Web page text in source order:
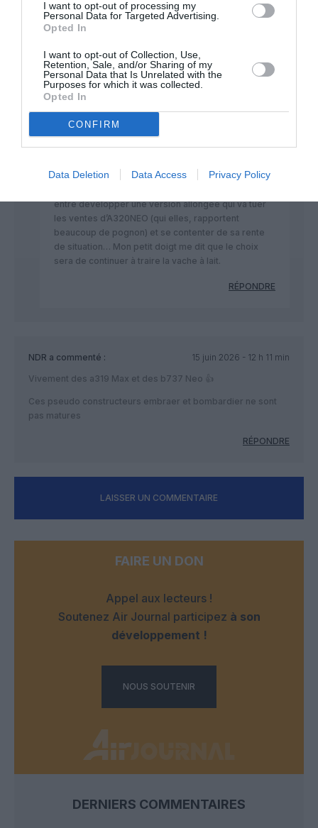
I want to opt-out of processing my
Personal Data for Targeted Advertising.
Opted In
I want to opt-out of Collection, Use,
Retention, Sale, and/or Sharing of my
Personal Data that Is Unrelated with the
Purposes for which it was collected.
Opted In
CONFIRM
Data Deletion Data Access Privacy Policy
contradiction frontale evec le blabla marketing
d’Airbus et sa “fleet commonality” pour le type
rating des pilotes.
Le problème est que le programme A220 rapporte
à peine à Airbus à cause de problèmes de chaine
logistique pas forcément bien organisée ni
rationalisée sous l’époque Bombardier. Et si cela ne
suffisait pas, les problèmes persistants avec les
moteurs GTF de Pratt sans réelle date de résolution
en vue ne vont pas pousser le développement
L’A220-300 est un excellent avion qui a le malheur
entre développer une version allongée qui va tuer
les ventes d’A320NEO (qui elles, rapportent
beaucoup de pognon) et se contenter de sa rente
de situation… Mon petit doigt me dit que le choix
sera de continuer à traire la vache à lait.
RÉPONDRE
NDR a commenté :
15 juin 2026 - 12 h 11 min
Vivement des a319 Max et des b737 Neo 👍
Ces pseudo constructeurs embraer et bombardier ne sont
pas matures
RÉPONDRE
LAISSER UN COMMENTAIRE
FAIRE UN DON
Appel aux lecteurs !
Soutenez Air Journal participez à son
développement !
NOUS SOUTENIR
DERNIERS COMMENTAIRES